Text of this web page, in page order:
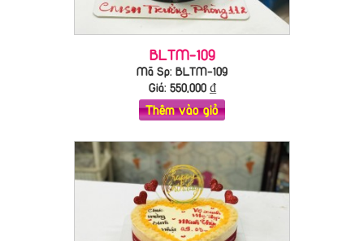
BLTM-109
Mã Sp: BLTM-109
Giá: 550,000₫
Thêm vào giỏ